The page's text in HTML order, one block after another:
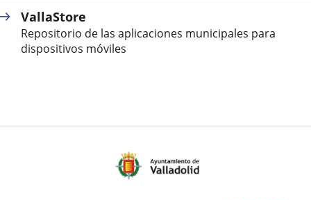
externa.
VallaStore
Repositorio de las aplicaciones municipales para
dispositivos móviles